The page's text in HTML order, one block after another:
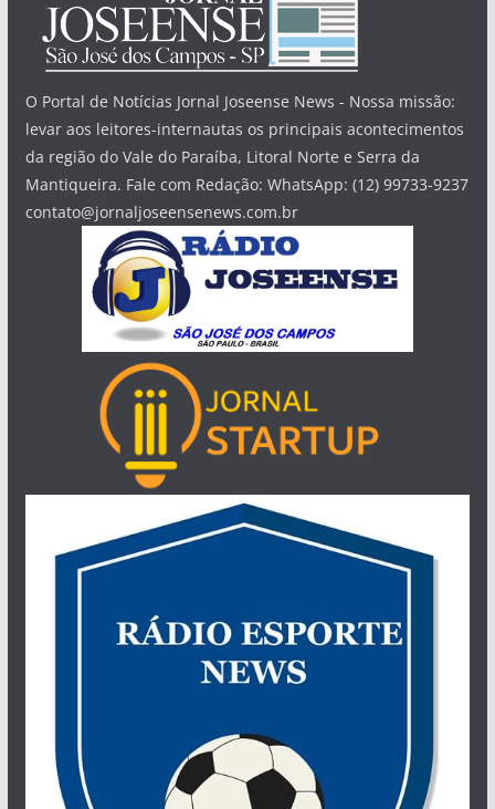
O Portal de Notícias Jornal Joseense News - Nossa missão:
levar aos leitores-internautas os principais acontecimentos
da região do Vale do Paraíba, Litoral Norte e Serra da
Mantiqueira. Fale com Redação: WhatsApp: (12) 99733-9237
contato@jornaljoseensenews.com.br